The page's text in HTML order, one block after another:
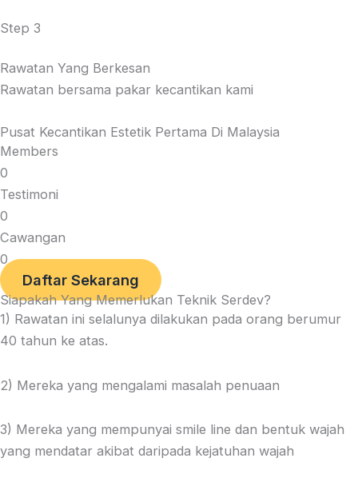
Step 3
Rawatan Yang Berkesan
Rawatan bersama pakar kecantikan kami
Pusat Kecantikan Estetik Pertama Di Malaysia
Members
0
Testimoni
0
Cawangan
0
Daftar Sekarang
Siapakah Yang Memerlukan Teknik Serdev?
1) Rawatan ini selalunya dilakukan pada orang berumur
40 tahun ke atas.
2) Mereka yang mengalami masalah penuaan
3) Mereka yang mempunyai smile line dan bentuk wajah
yang mendatar akibat daripada kejatuhan wajah